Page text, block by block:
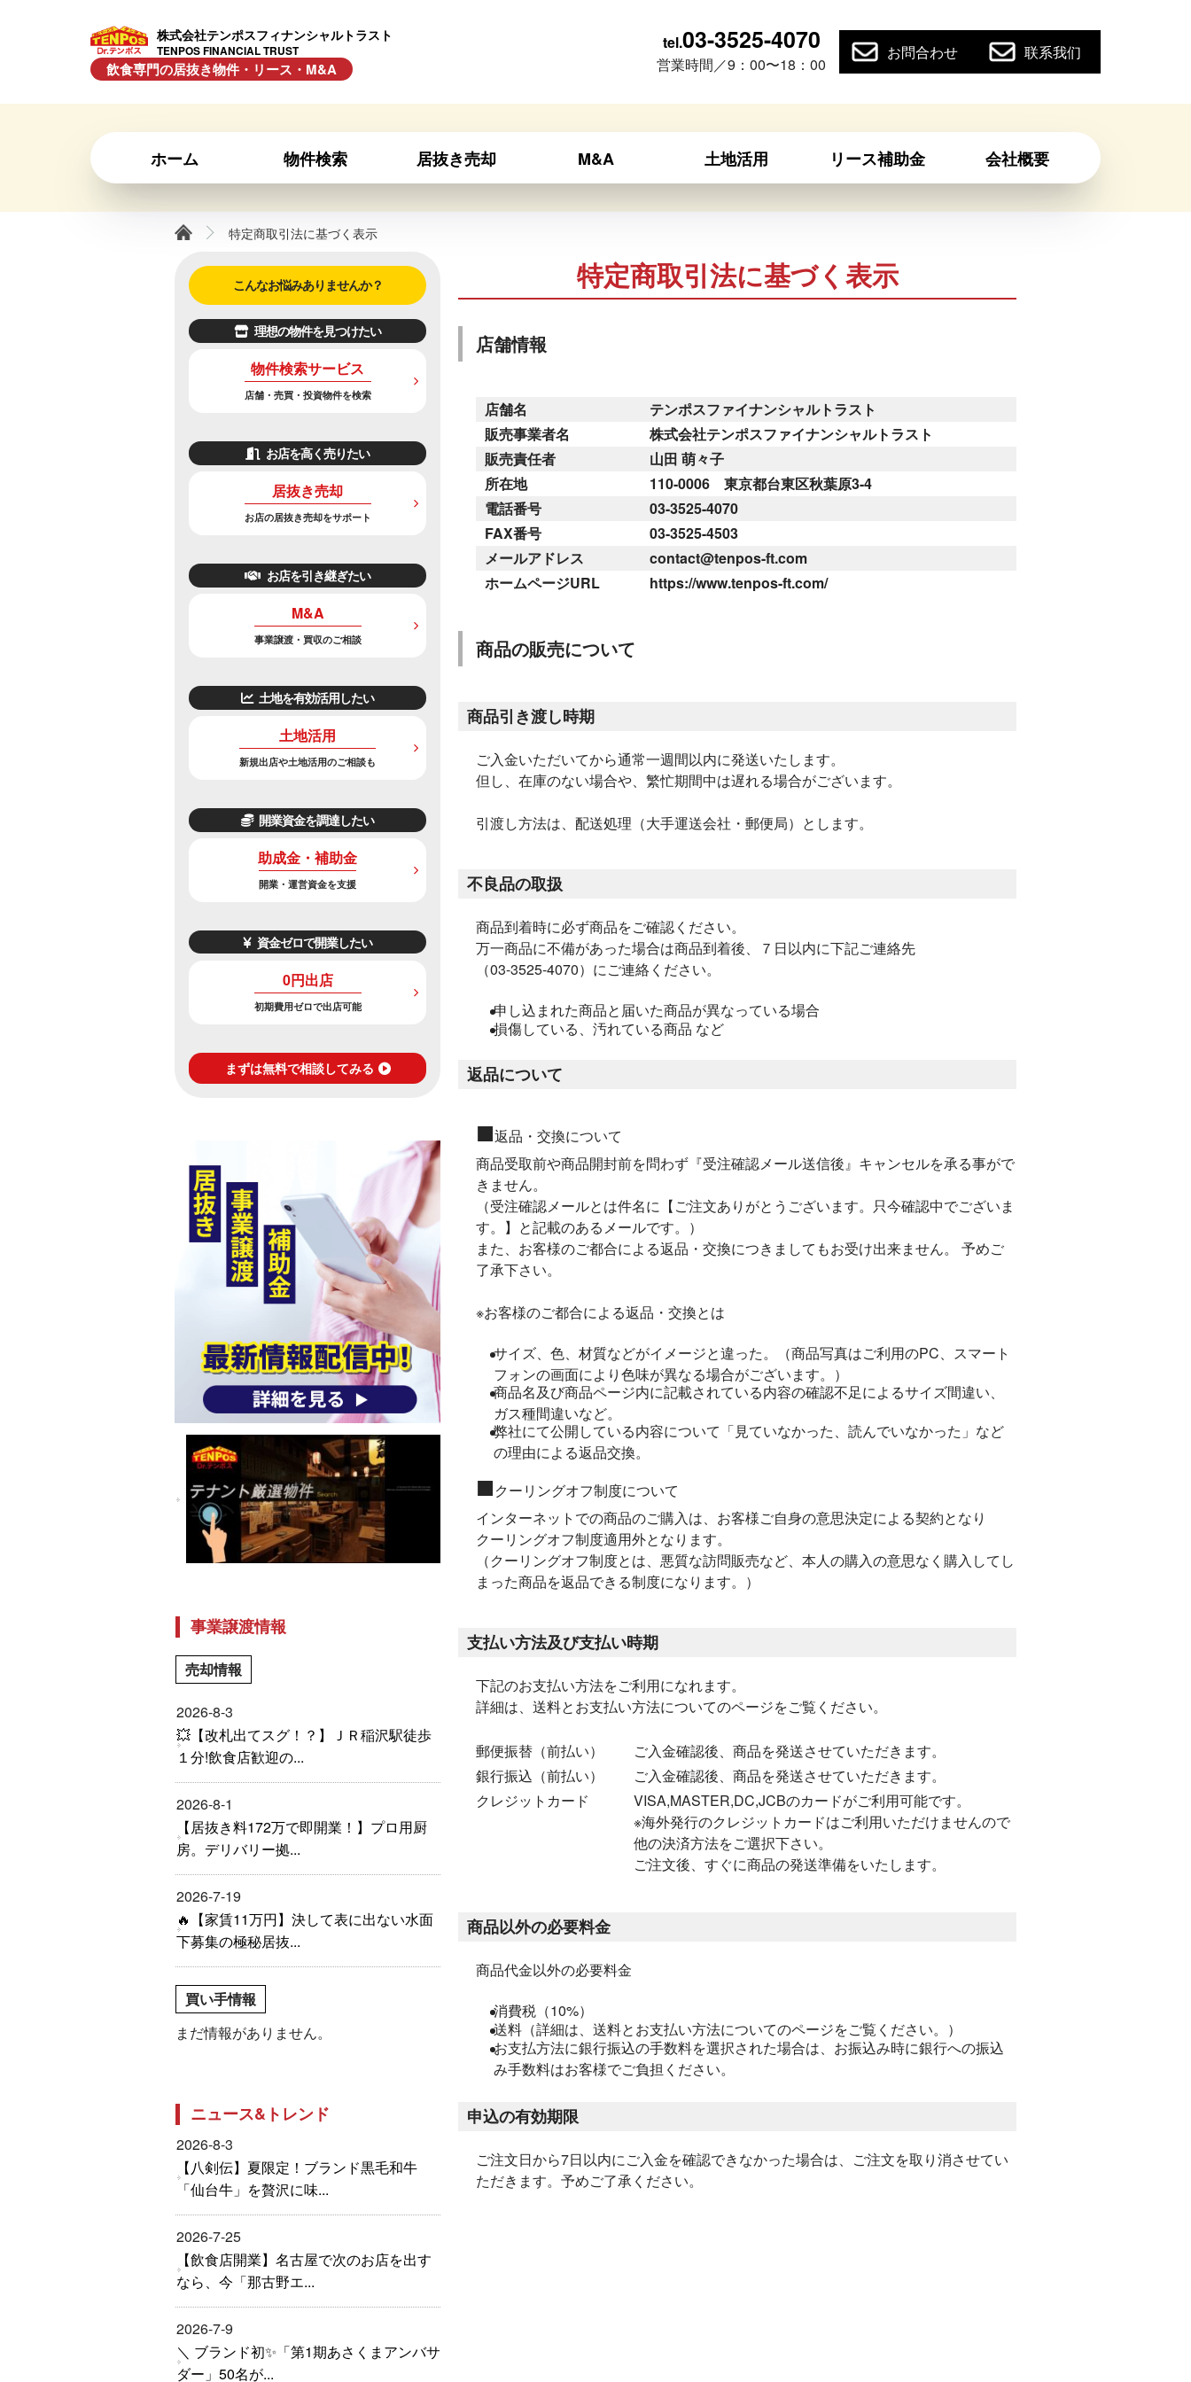
株式会社テンポスフィナンシャルトラスト
TENPOS FINANCIAL TRUST
飲食専門の居抜き物件・リース・M&A
tel.03-3525-4070
営業時間／9：00〜18：00
お問合わせ 联系我们
ホーム 物件検索 居抜き売却 M&A 土地活用 リース補助金 会社概要
特定商取引法に基づく表示
特定商取引法に基づく表示
店舗情報
店舗名
テンポスファイナンシャルトラスト
販売事業者名
株式会社テンポスファイナンシャルトラスト
販売責任者
山田 萌々子
所在地
110-0006 東京都台東区秋葉原3-4
電話番号
03-3525-4070
FAX番号
03-3525-4503
メールアドレス
contact@tenpos-ft.com
ホームページURL
https://www.tenpos-ft.com/
商品の販売について
商品引き渡し時期
ご入金いただいてから通常一週間以内に発送いたします。
但し、在庫のない場合や、繁忙期間中は遅れる場合がございます。
引渡し方法は、配送処理（大手運送会社・郵便局）とします。
不良品の取扱
商品到着時に必ず商品をご確認ください。
万一商品に不備があった場合は商品到着後、７日以内に下記ご連絡先
（03-3525-4070）にご連絡ください。
申し込まれた商品と届いた商品が異なっている場合
損傷している、汚れている商品 など
返品について
■返品・交換について
商品受取前や商品開封前を問わず『受注確認メール送信後』キャンセルを承る事がで
きません。
（受注確認メールとは件名に【ご注文ありがとうございます。只今確認中でございま
す。】と記載のあるメールです。）
また、お客様のご都合による返品・交換につきましてもお受け出来ません。 予めご
了承下さい。
※お客様のご都合による返品・交換とは
サイズ、色、材質などがイメージと違った。（商品写真はご利用のPC、スマート
フォンの画面により色味が異なる場合がございます。）
商品名及び商品ページ内に記載されている内容の確認不足によるサイズ間違い、
ガス種間違いなど。
弊社にて公開している内容について「見ていなかった、読んでいなかった」など
の理由による返品交換。
■クーリングオフ制度について
インターネットでの商品のご購入は、お客様ご自身の意思決定による契約となり
クーリングオフ制度適用外となります。
（クーリングオフ制度とは、悪質な訪問販売など、本人の購入の意思なく購入してし
まった商品を返品できる制度になります。）
支払い方法及び支払い時期
下記のお支払い方法をご利用になれます。
詳細は、送料とお支払い方法についてのページをご覧ください。
郵便振替（前払い）
ご入金確認後、商品を発送させていただきます。
銀行振込（前払い）
ご入金確認後、商品を発送させていただきます。
クレジットカード
VISA,MASTER,DC,JCBのカードがご利用可能です。
※海外発行のクレジットカードはご利用いただけませんので
他の決済方法をご選択下さい。
ご注文後、すぐに商品の発送準備をいたします。
商品以外の必要料金
商品代金以外の必要料金
消費税（10%）
送料（詳細は、送料とお支払い方法についてのページをご覧ください。）
お支払方法に銀行振込の手数料を選択された場合は、お振込み時に銀行への振込
み手数料はお客様でご負担ください。
申込の有効期限
ご注文日から7日以内にご入金を確認できなかった場合は、ご注文を取り消させてい
ただきます。予めご了承ください。
こんなお悩みありませんか？
理想の物件を見つけたい
物件検索サービス
店舗・売買・投資物件を検索
お店を高く売りたい
居抜き売却
お店の居抜き売却をサポート
お店を引き継ぎたい
M&A
事業譲渡・買収のご相談
土地を有効活用したい
土地活用
新規出店や土地活用のご相談も
開業資金を調達したい
助成金・補助金
開業・運営資金を支援
資金ゼロで開業したい
0円出店
初期費用ゼロで出店可能
まずは無料で相談してみる
事業譲渡情報
売却情報
2026-8-3
💥【改札出てスグ！？】ＪＲ稲沢駅徒歩
１分!飲食店歓迎の...
2026-8-1
【居抜き料172万で即開業！】プロ用厨
房。デリバリー拠...
2026-7-19
🔥【家賃11万円】決して表に出ない水面
下募集の極秘居抜...
買い手情報
まだ情報がありません。
ニュース&トレンド
2026-8-3
【八剣伝】夏限定！ブランド黒毛和牛
「仙台牛」を贅沢に味...
2026-7-25
【飲食店開業】名古屋で次のお店を出す
なら、今「那古野エ...
2026-7-9
＼ ブランド初✨「第1期あさくまアンバサ
ダー」50名が...